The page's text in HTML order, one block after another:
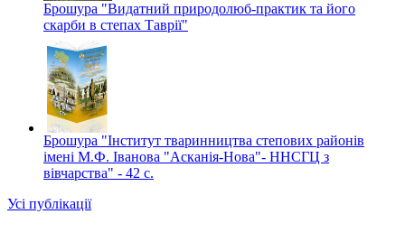
Брошура "Видатний природолюб-практик та його
скарби в степах Таврії"
Брошура "Інститут тваринництва степових районів
імені М.Ф. Іванова "Асканія-Нова"- ННСГЦ з
вівчарства" - 42 c.
Усі публікації